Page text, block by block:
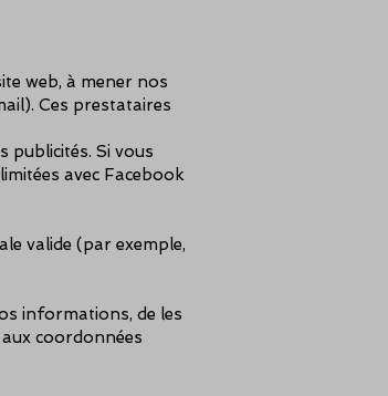
web, à mener nos
Ces prestataires
publicités. Si vous
avec Facebook
valide (par exemple,
informations, de les
coordonnées